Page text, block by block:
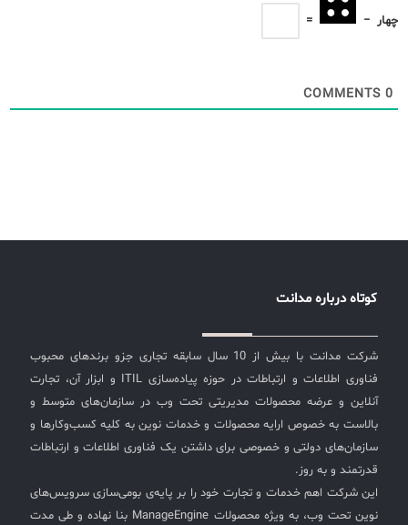
چهار −
=
0
کوتاه درباره مدانت
شرکت مدانت با بیش از 10 سال سابقه تجاری جزو برندهای محبوب
فناوری اطلاعات و ارتباطات در حوزه پیاده‌سازی ITIL و ابزار آن، تجارت
آنلاین و عرضه محصولات مدیریتی تحت وب در سازمان‌های متوسط و
بالاست به خصوص ارایه محصولات و خدمات نوین به کلیه کسب‌وکارها و
سازمان‌های دولتی و خصوصی برای داشتن یک فناوری اطلاعات و ارتباطات
قدرتمند و به روز.
این شرکت اهم خدمات و تجارت خود را بر پایه‌ی بومی‌سازی سرویس‌های
نوین تحت وب، به ویژه محصولات ManageEngine بنا نهاده و طی مدت